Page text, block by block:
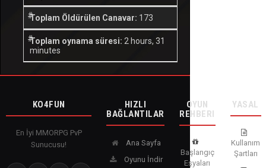
Toplam Öldürülen Canavar: 173
Toplam oynama süresi: 2 hours, 31
minutes
KO4FUN
En İyi MMORPG PvP
Sunucusu!
HIZLI
BAĞLANTILAR
Ana Sayfa
Oyunu İndir
OYUN
REHBERI
Başlangıç
Eşyaları
YASAL
Kullanım
Şartları